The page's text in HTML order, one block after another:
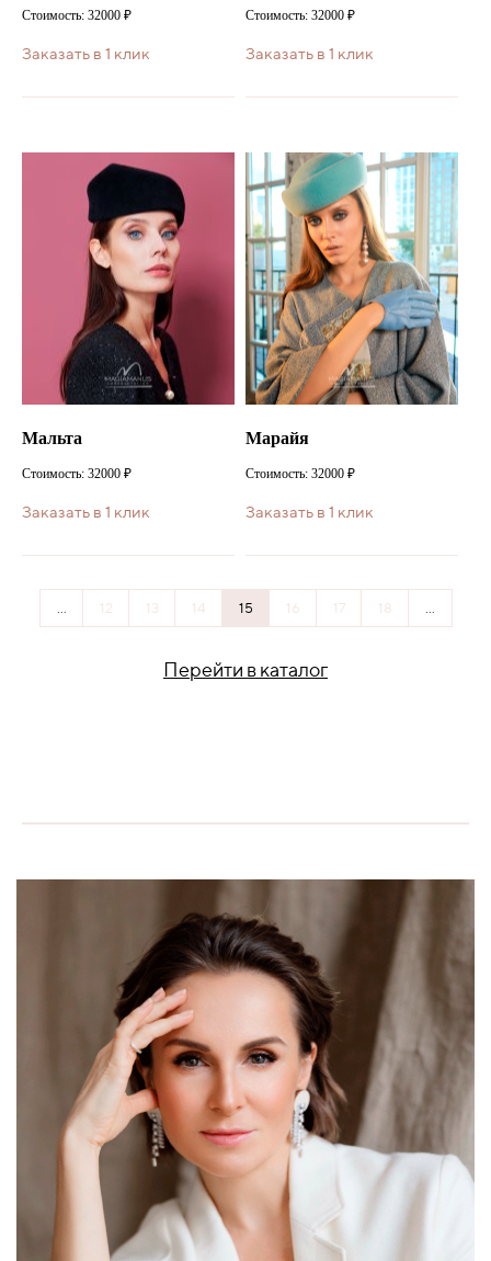
Стоимость: 32000 ₽
Заказать в 1 клик
Стоимость: 32000 ₽
Заказать в 1 клик
Мальта
Стоимость: 32000 ₽
Заказать в 1 клик
Марайя
Стоимость: 32000 ₽
Заказать в 1 клик
12 13 14 15 16 17 18
Перейти в каталог